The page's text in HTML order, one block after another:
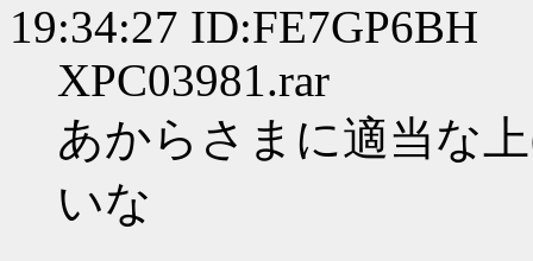
19:34:27 ID:FE7GP6BH
XPC03981.rar
あからさまに適当な
いな